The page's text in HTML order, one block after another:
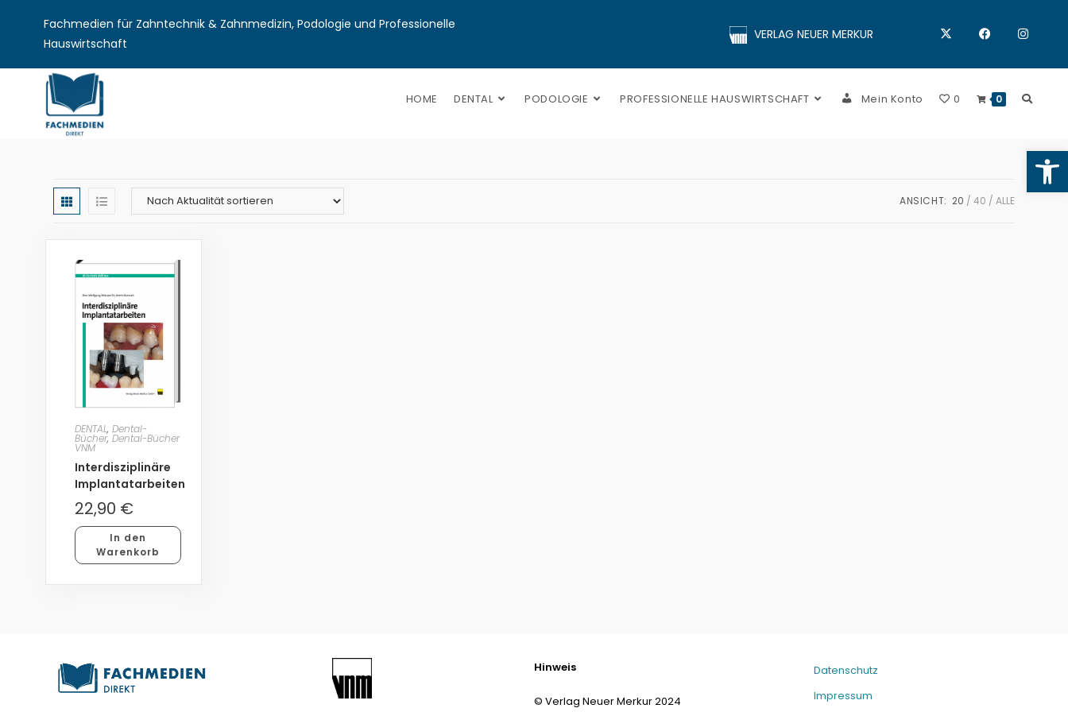
Fachmedien für Zahntechnik & Zahnmedizin, Podologie und Professionelle
Hauswirtschaft
VERLAG NEUER MERKUR
HOME DENTAL PODOLOGIE PROFESSIONELLE HAUSWIRTSCHAFT Mein Konto 0 0
ANSICHT: 20 40 ALLE
DENTAL,Dental-
Bücher,Dental-Bücher
VNM
Interdisziplinäre
Implantatarbeiten
22,90 €
In den
Warenkorb
Hinweis
© Verlag Neuer Merkur 2024
Datenschutz
Impressum